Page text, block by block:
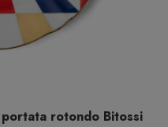
rotondo Bitossi